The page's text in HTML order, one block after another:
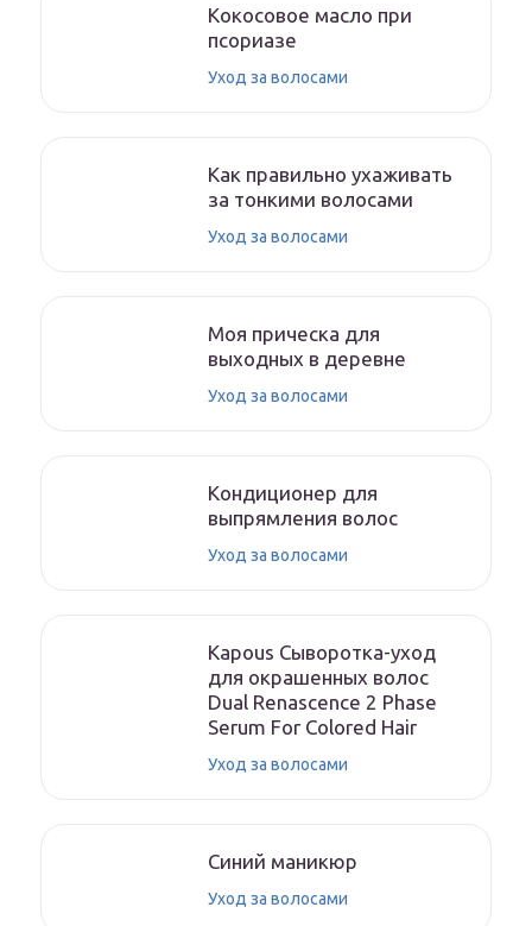
Кокосовое масло при
псориазе
Уход за волосами
Как правильно ухаживать
за тонкими волосами
Уход за волосами
Моя прическа для
выходных в деревне
Уход за волосами
Кондиционер для
выпрямления волос
Уход за волосами
Kapous Сыворотка-уход
для окрашенных волос
Dual Renascence 2 Phase
Serum For Colored Hair
Уход за волосами
Синий маникюр
Уход за волосами